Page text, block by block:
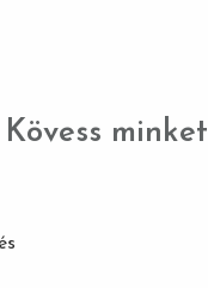
Kövess minket